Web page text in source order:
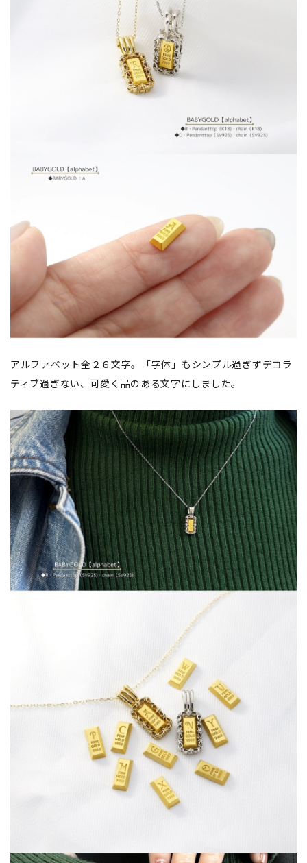
アルファベット全２６文字。「字体」もシンプル過ぎずデコラ
ティブ過ぎない、可愛く品のある文字にしました。